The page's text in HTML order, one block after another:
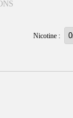
Nicotine :